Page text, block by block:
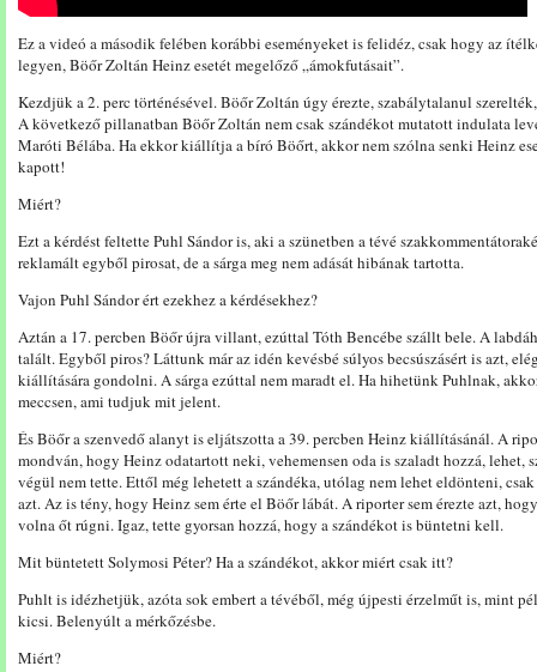
Ez a videó a második felében korábbi eseményeket is felidéz, csak hogy az
legyen, Böőr Zoltán Heinz esetét megelőző „ámokfutásait”.
Kezdjük a 2. perc történésével. Böőr Zoltán úgy érezte, szabálytalanul
A következő pillanatban Böőr Zoltán nem csak szándékot mutatott indulata
Maróti Bélába. Ha ekkor kiállítja a bíró Böőrt, akkor nem szólna senki Heinz
kapott!
Miért?
Ezt a kérdést feltette Puhl Sándor is, aki a szünetben a tévé
reklamált egyből pirosat, de a sárga meg nem adását hibának tartotta.
Vajon Puhl Sándor ért ezekhez a kérdésekhez?
Aztán a 17. percben Böőr újra villant, ezúttal Tóth Bencébe szállt bele. A
talált. Egyből piros? Láttunk már az idén kevésbé súlyos becsúszásért is azt,
kiállítására gondolni. A sárga ezúttal nem maradt el. Ha hihetünk Puhlnak,
meccsen, ami tudjuk mit jelent.
És Böőr a szenvedő alanyt is eljátszotta a 39. percben Heinz kiállításánál. A
mondván, hogy Heinz odatartott neki, vehemensen oda is szaladt hozzá, lehet,
végül nem tette. Ettől még lehetett a szándéka, utólag nem lehet eldönteni,
azt. Az is tény, hogy Heinz sem érte el Böőr lábát. A riporter sem érezte azt,
volna őt rúgni. Igaz, tette gyorsan hozzá, hogy a szándékot is büntetni kell.
Mit büntetett Solymosi Péter? Ha a szándékot, akkor miért csak itt?
Puhlt is idézhetjük, azóta sok embert a tévéből, még újpesti érzelműt is, mint
kicsi. Belenyúlt a mérkőzésbe.
Miért?